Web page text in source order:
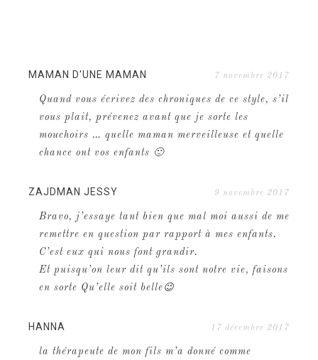
MAMAN D'UNE MAMAN 7 novembre 2017
Quand vous écrivez des chroniques de ce style, s’il
vous plait, prévenez avant que je sorte les
mouchoirs … quelle maman merveilleuse et quelle
chance ont vos enfants 🙂
ZAJDMAN JESSY 9 novembre 2017
Bravo, j’essaye tant bien que mal moi aussi de me
remettre en question par rapport à mes enfants.
C’est eux qui nous font grandir.
Et puisqu’on leur dit qu’ils sont notre vie, faisons
en sorte Qu’elle soit belle😉
HANNA 17 décembre 2017
la thérapeute de mon fils m’a donné comme